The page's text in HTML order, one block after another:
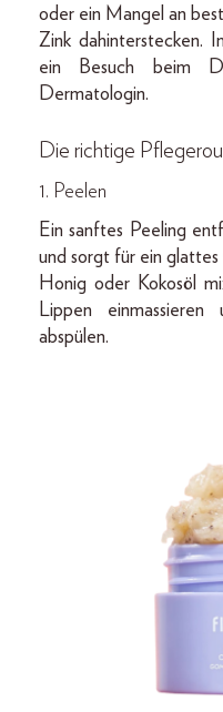
oder ein Mangel an
Zink dahinterstecken.
ein Besuch beim
Dermatologin.
Die richtige
1. Peelen
Ein sanftes Peeling
und sorgt für ein
Honig oder Kokosöl
Lippen
abspülen.